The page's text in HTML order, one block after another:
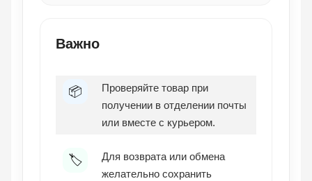
Важно
📦
Проверяйте товар при
получении в отделении почты
или вместе с курьером.
🏷️
Для возврата или обмена
желательно сохранить